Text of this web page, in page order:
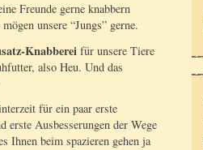
Freunde gerne knabbern
unsere “Jungs” gerne.
Knabberei für unsere Tiere
also Heu. Und das
für ein paar erste
erste Ausbesserungen der Wege
Ihnen beim spazieren gehen ja